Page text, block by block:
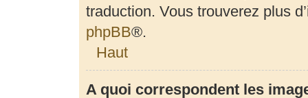
traduction. Vous trouverez plus
phpBB®.
Haut
A quoi correspondent les